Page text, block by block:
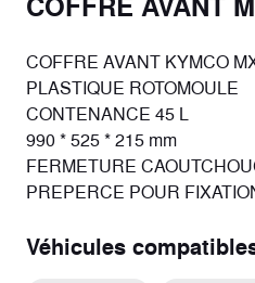
COFFRE AVANT KYMCO
PLASTIQUE ROTOMOULE
CONTENANCE 45 L
990 * 525 * 215 mm
FERMETURE
PREPERCE POUR
Véhicules